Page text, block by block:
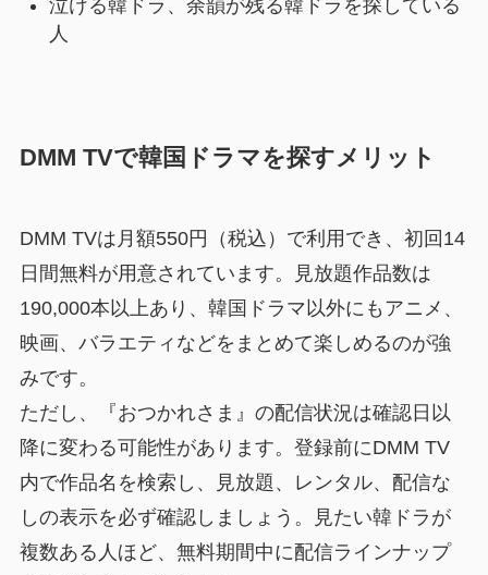
泣ける韓ドラ、余韻が残る韓ドラを探している
人
DMM TVで韓国ドラマを探すメリット
DMM TVは月額550円（税込）で利用でき、初回14
日間無料が用意されています。見放題作品数は
190,000本以上あり、韓国ドラマ以外にもアニメ、
映画、バラエティなどをまとめて楽しめるのが強
みです。
ただし、『おつかれさま』の配信状況は確認日以
降に変わる可能性があります。登録前にDMM TV
内で作品名を検索し、見放題、レンタル、配信な
しの表示を必ず確認しましょう。見たい韓ドラが
複数ある人ほど、無料期間中に配信ラインナップ